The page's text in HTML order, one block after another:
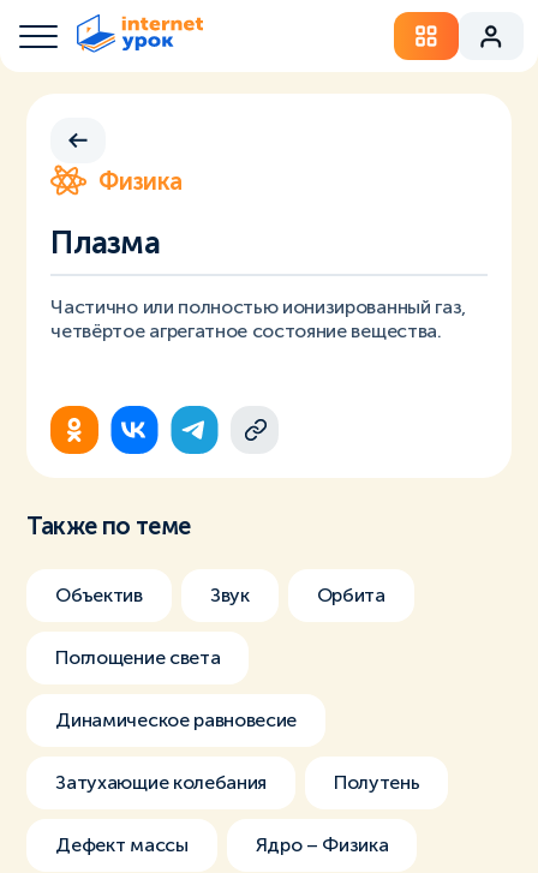
Физика
Плазма
Частично или полностью ионизированный газ,
четвёртое агрегатное состояние вещества.
Также по теме
Объектив Звук Орбита
Поглощение света
Динамическое равновесие
Затухающие колебания Полутень
Дефект массы Ядро – Физика